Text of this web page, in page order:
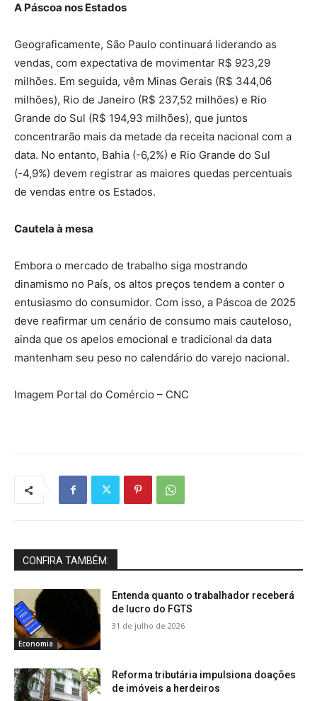
A Páscoa nos Estados
Geograficamente, São Paulo continuará liderando as
vendas, com expectativa de movimentar R$ 923,29
milhões. Em seguida, vêm Minas Gerais (R$ 344,06
milhões), Rio de Janeiro (R$ 237,52 milhões) e Rio
Grande do Sul (R$ 194,93 milhões), que juntos
concentrarão mais da metade da receita nacional com a
data. No entanto, Bahia (-6,2%) e Rio Grande do Sul
(-4,9%) devem registrar as maiores quedas percentuais
de vendas entre os Estados.
Cautela à mesa
Embora o mercado de trabalho siga mostrando
dinamismo no País, os altos preços tendem a conter o
entusiasmo do consumidor. Com isso, a Páscoa de 2025
deve reafirmar um cenário de consumo mais cauteloso,
ainda que os apelos emocional e tradicional da data
mantenham seu peso no calendário do varejo nacional.
Imagem Portal do Comércio – CNC
CONFIRA TAMBÉM:
Economia
Entenda quanto o trabalhador receberá
de lucro do FGTS
31 de julho de 2026
Reforma tributária impulsiona doações
de imóveis a herdeiros